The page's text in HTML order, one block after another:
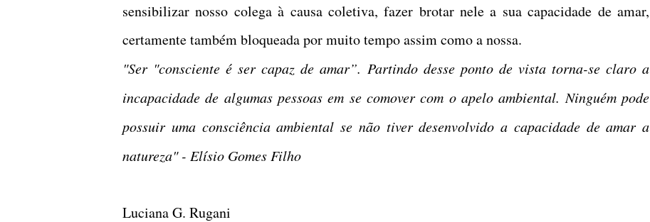
sensibilizar nosso colega à causa coletiva, fazer brotar nele a sua capacidade de amar,
certamente também bloqueada por muito tempo assim como a nossa.
"Ser "consciente é ser capaz de amar”. Partindo desse ponto de vista torna-se claro a
incapacidade de algumas pessoas em se comover com o apelo ambiental. Ninguém pode
possuir uma consciência ambiental se não tiver desenvolvido a capacidade de amar a
natureza" - Elísio Gomes Filho
Luciana G. Rugani